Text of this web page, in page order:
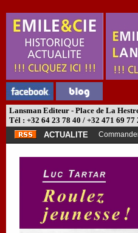
Lansman Editeur - Place de La
Tél : +32 64 23 78 40 / +32 471 69
ACTUALITE